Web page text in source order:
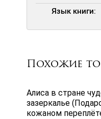
Язык книги:
Похожие
Алиса в стране
зазеркалье
кожаном